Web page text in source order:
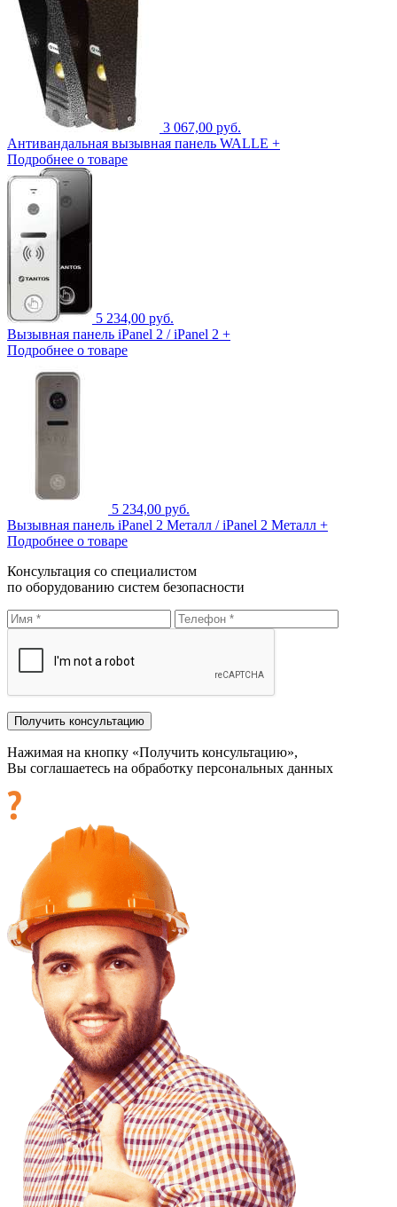
3 067,00 руб.
Антивандальная вызывная панель WALLE +
Подробнее о товаре
5 234,00 руб.
Вызывная панель iPanel 2 / iPanel 2 +
Подробнее о товаре
5 234,00 руб.
Вызывная панель iPanel 2 Металл / iPanel 2 Металл +
Подробнее о товаре
Консультация со специалистом
по оборудованию систем безопасности
Нажимая на кнопку «Получить консультацию»,
Вы соглашаетесь на обработку персональных данных